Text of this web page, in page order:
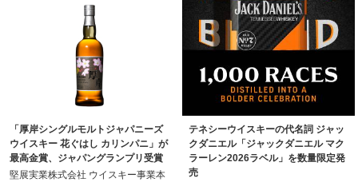
「厚岸シングルモルトジャパニーズ
ウイスキー 花ぐはし カリンパニ」が
最高金賞、ジャパングランプリ受賞
堅展実業株式会社 ウイスキー事業本
テネシーウイスキーの代名詞 ジャッ
クダニエル「ジャックダニエル マク
ラーレン2026ラベル」を数量限定発
売